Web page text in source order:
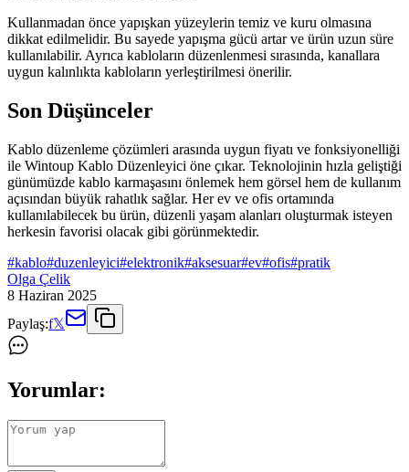
Kullanmadan önce yapışkan yüzeylerin temiz ve kuru olmasına
dikkat edilmelidir. Bu sayede yapışma gücü artar ve ürün uzun süre
kullanılabilir. Ayrıca kabloların düzenlenmesi sırasında, kanallara
uygun kalınlıkta kabloların yerleştirilmesi önerilir.
Son Düşünceler
Kablo düzenleme çözümleri arasında uygun fiyatı ve fonksiyonelliği
ile Wintoup Kablo Düzenleyici öne çıkar. Teknolojinin hızla geliştiği
günümüzde kablo karmaşasını önlemek hem görsel hem de kullanım
açısından büyük rahatlık sağlar. Her ev ve ofis ortamında
kullanılabilecek bu ürün, düzenli yaşam alanları oluşturmak isteyen
herkesin favorisi olacak gibi görünmektedir.
#kablo#duzenleyici#elektronik#aksesuar#ev#ofis#pratik
Olga Çelik
8 Haziran 2025
Paylaş:f𝕏
Yorumlar: